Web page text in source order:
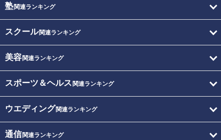
塾関連ランキング
スクール関連ランキング
美容関連ランキング
スポーツ＆ヘルス 関連ランキング
ウエディング関連ランキング
通信関連ランキング